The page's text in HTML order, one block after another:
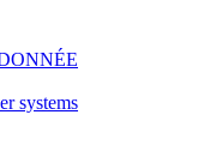
systems